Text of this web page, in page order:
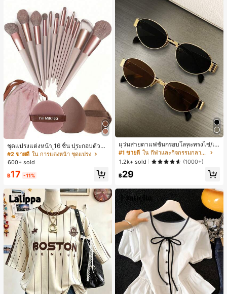
ชุดแปรงแต่งหน้า 16 ชิ้น ประกอบด้วยแ
ปรงแต่งหน้า 13 ชิ้น, ฟองน้ำแต่งหน้ารู
ปหยดน้ำ 1 ชิ้น, แปรงแป้งรองพื้นกลม 1
1 ชิ้น - ชุดคลาสสิก ทำจากขนสังเคราะ
หญิงและเด็กผู้หญิง เหมาะสำหรับฤดูใบ
ไม้ร่วงและฤดูหนาว
#2 ขายดี ใน การแต่งหน้า ชุดแปรง
600+ sold
฿17 -11%
แว่นสายตาแฟชั่นกรอบโลหะทรงไข่/เห
ลี่ยมสำหรับผู้หญิง (กรอบครึ่ง), เหมาะ
สำหรับใส่ในชีวิตประจำวันและกิจกรรม
กลางแจ้ง
#1 ขายดี
ใน กีฬาและกิจกรรมกลางแจ้ง
1.2k+ sold
(1000+)
฿29